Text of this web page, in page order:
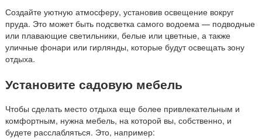
Создайте уютную атмосферу, установив освещение вокруг
пруда. Это может быть подсветка самого водоема — подводные
или плавающие светильники, белые или цветные, а также
уличные фонари или гирлянды, которые будут освещать зону
отдыха.
Установите садовую мебель
Чтобы сделать место отдыха еще более привлекательным и
комфортным, нужна мебель, на которой вы, собственно, и
будете расслабляться. Это, например: